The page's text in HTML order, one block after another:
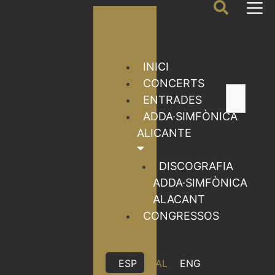
INICI
CONCERTS
ENTRADES
ADDA·SIMFÒNICA
ALICANTE
DISCOGRAFIA
ADDA·SIMFÒNICA
ALACANT
CONGRESSOS
ESP VAL ENG